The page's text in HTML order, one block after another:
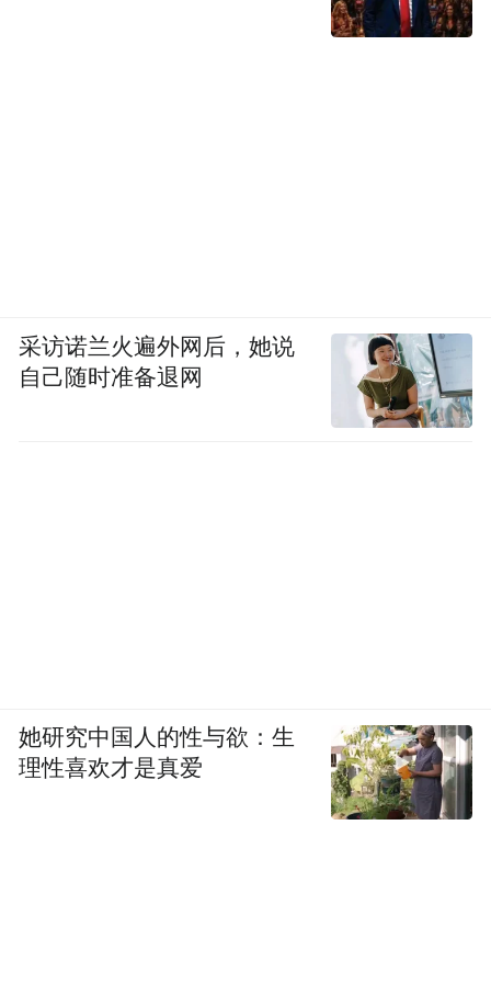
采访诺兰火遍外网后，她说
自己随时准备退网
她研究中国人的性与欲：生
理性喜欢才是真爱